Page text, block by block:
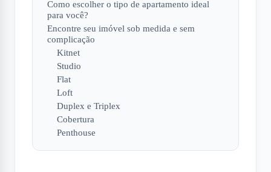
Como escolher o tipo de apartamento ideal
para você?
Encontre seu imóvel sob medida e sem
complicação
Kitnet
Studio
Flat
Loft
Duplex e Triplex
Cobertura
Penthouse